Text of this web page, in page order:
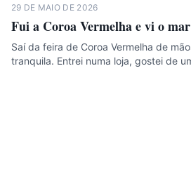
29 DE MAIO DE 2026
Fui a Coroa Vermelha e vi o
Saí da feira de Coroa Vermelha de
tranquila. Entrei numa loja, gostei de